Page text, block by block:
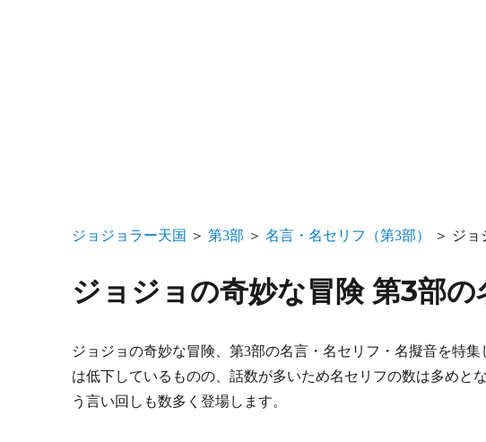
ジョジョラー天国 ＞第3部 ＞名言・名セリフ（第3部） ＞ ジョ
ジョジョの奇妙な冒険 第3部
ジョジョの奇妙な冒険、第3部の名言・名セリフ・名擬音を特
は低下しているものの、話数が多いため名セリフの数は多めと
う言い回しも数多く登場します。